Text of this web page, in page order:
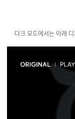
다크 모드에서는 아래